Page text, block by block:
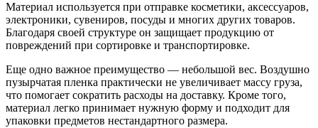
Материал используется при отправке косметики, аксессуаров,
электроники, сувениров, посуды и многих других товаров.
Благодаря своей структуре он защищает продукцию от
повреждений при сортировке и транспортировке.
Еще одно важное преимущество — небольшой вес. Воздушно
пузырчатая пленка практически не увеличивает массу груза,
что помогает сократить расходы на доставку. Кроме того,
материал легко принимает нужную форму и подходит для
упаковки предметов нестандартного размера.